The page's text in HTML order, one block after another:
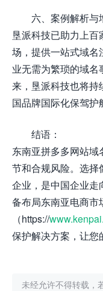
六、案例解析与
垦派科技已助力上
场，提供一站式域名
业无需为繁琐的域
来，垦派科技也将持
国品牌国际化保驾护
结语：
东南亚拼多多网站
节和合规风险。选择
企业，是中国企业
备布局东南亚电商市
（https://
保护解决方案，让您
未经允许不得转载，